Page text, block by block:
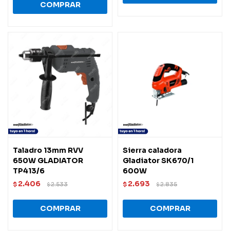
Taladro 13mm RVV
650W GLADIATOR
TP413/6
$ 2.406 $2.533
Sierra caladora
Gladiator SK670/1
600W
$ 2.693 $2.835